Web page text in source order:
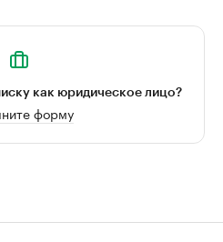
как юридическое лицо?
форму